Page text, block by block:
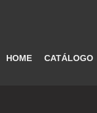
HOME CATÁLOGO